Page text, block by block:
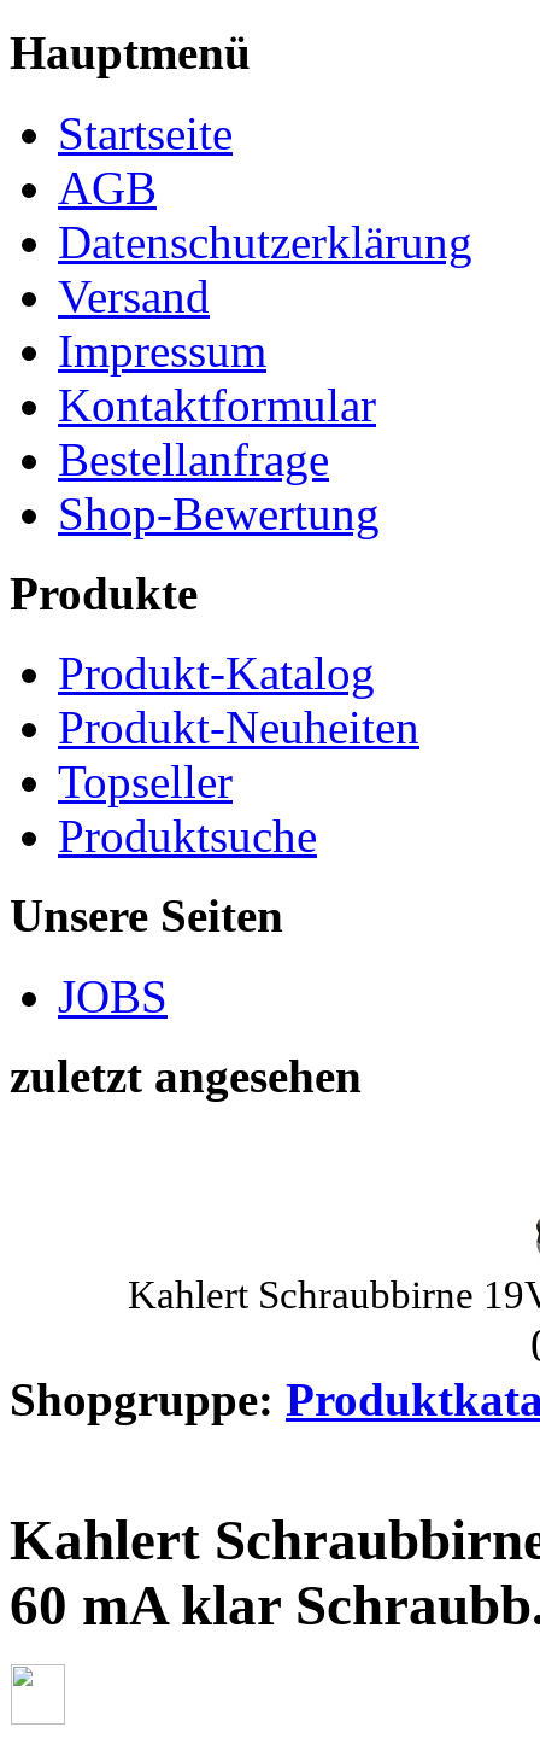
Hauptmenü
Startseite
AGB
Datenschutzerklärung
Versand
Impressum
Kontaktformular
Bestellanfrage
Shop-Bewertung
Produkte
Produkt-Katalog
Produkt-Neuheiten
Topseller
Produktsuche
Unsere Seiten
JOBS
zuletzt angesehen
Kahlert Schraubbirne
Shopgruppe:
Kahlert
60 mA klar